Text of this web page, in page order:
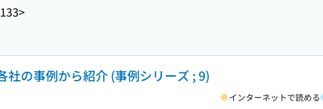
の事例から紹介 (事例シリーズ ; 9)
インターネットで読める